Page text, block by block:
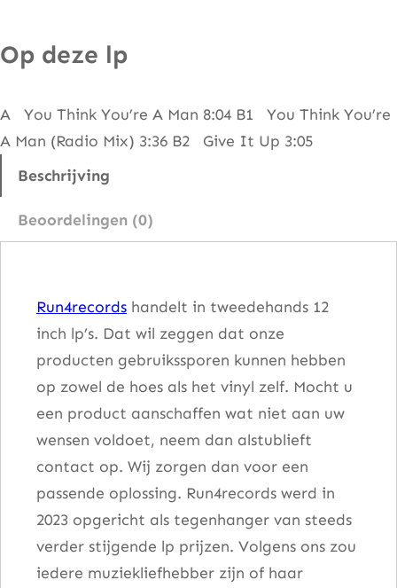
e
Y
o
T
Op deze lp
A You Think You’re A Man 8:04 B1 You Think You’re
A Man (Radio Mix) 3:36 B2 Give It Up 3:05
Beschrijving
Beoordelingen (0)
Run4records handelt in tweedehands 12
inch lp’s. Dat wil zeggen dat onze
producten gebruikssporen kunnen hebben
op zowel de hoes als het vinyl zelf. Mocht u
een product aanschaffen wat niet aan uw
wensen voldoet, neem dan alstublieft
contact op. Wij zorgen dan voor een
passende oplossing. Run4records werd in
2023 opgericht als tegenhanger van steeds
verder stijgende lp prijzen. Volgens ons zou
iedere muziekliefhebber zijn of haar